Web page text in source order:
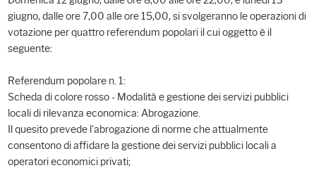
giugno, dalle ore 7,00 alle ore 15,00, si svolgeranno le operazioni di
votazione per quattro referendum popolari il cui oggetto è il
seguente:
Referendum popolare n. 1:
Scheda di colore rosso - Modalità e gestione dei servizi pubblici
locali di rilevanza economica: Abrogazione.
Il quesito prevede l'abrogazione di norme che attualmente
consentono di affidare la gestione dei servizi pubblici locali a
operatori economici privati;